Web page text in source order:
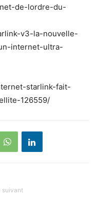
de-lordre-du-
v3-la-nouvelle-
internet-ultra-
starlink-fait-
126559/
suivant